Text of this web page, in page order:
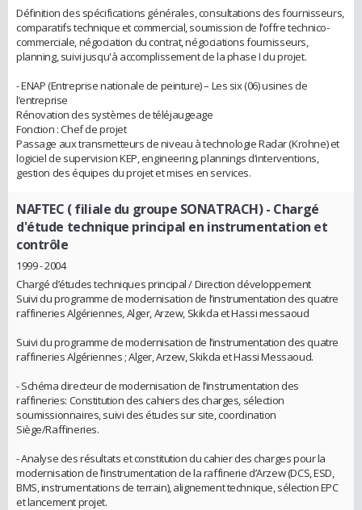
Définition des spécifications générales, consultations des fournisseurs,
comparatifs technique et commercial, soumission de l’offre technico-
commerciale, négociation du contrat, négociations fournisseurs,
planning, suivi jusqu'à accomplissement de la phase I du projet.
- ENAP (Entreprise nationale de peinture) – Les six (06) usines de
l’entreprise
Rénovation des systèmes de téléjaugeage
Fonction : Chef de projet
Passage aux transmetteurs de niveau à technologie Radar (Krohne) et
logiciel de supervision KEP, engineering, plannings d’interventions,
gestion des équipes du projet et mises en services.
NAFTEC ( filiale du groupe SONATRACH)- Chargé
d'étude technique principal en instrumentation et
contrôle
1999 - 2004
Chargé d’études techniques principal / Direction développement
Suivi du programme de modernisation de l’instrumentation des quatre
raffineries Algériennes, Alger, Arzew, Skikda et Hassi messaoud
Suivi du programme de modernisation de l’instrumentation des quatre
raffineries Algériennes ; Alger, Arzew, Skikda et Hassi Messaoud.
- Schéma directeur de modernisation de l’instrumentation des
raffineries: Constitution des cahiers des charges, sélection
soumissionnaires, suivi des études sur site, coordination
Siège/Raffineries.
- Analyse des résultats et constitution du cahier des charges pour la
modernisation de l’instrumentation de la raffinerie d’Arzew (DCS, ESD,
BMS, instrumentations de terrain), alignement technique, sélection EPC
et lancement projet.